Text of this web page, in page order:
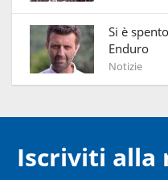
Si è
Enduro
Notizie
Iscriviti alla